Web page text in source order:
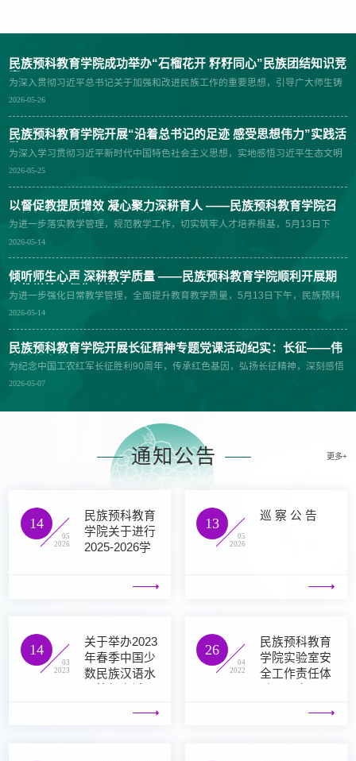
民族预科教育学院成功举办“石榴花开 籽籽同心”民族团结知识竞
赛
为深入贯彻习近平总书记关于加强和改进民族工作的重要思想，引导广大师生铸
牢中华民族共同体意识，创新我院民族团结育人模式，5月25日下午，民族预科
赛。决赛由杨佳主持，辅导员吕乐、马华颖，兼职辅导员王娜娜和张粤担任评
委。24名优秀同学经过层层角逐，进入决赛，在比赛中，他们组成六支队伍进行
比赛。竞赛伊始，主持人杨佳向大家详细介绍了比赛规则。必答题和选答题环
节，选手们沉着冷静，展现出扎实的民族团结知识储备。风险题环节将比赛推向
高潮，针对不同难度的题目，面临答错就要不同程度扣分的情况，各队迎难而
步创建工作内涵，切实将中华民族共同体意识融入教育教学全过程，引导师生们
像石榴籽一样紧紧抱在一起，自觉做铸牢中华民族共同体意识的引领者、推动
2026-05-26
民族预科教育学院开展“沿着总书记的足迹 感受思想伟力”实践活
动
为深入学习贯彻习近平新时代中国特色社会主义思想，实地感悟习近平生态文明
思想与产业发展实践成果，有形有感有效地教育引导广大师生铸牢中华民族共同
庄里，师生们通过参观发酵车间、地下酒窖、酒庄产品陈列间，近距离参观葡萄
酒现代化生产酿造流程。讲解员结合产品展示与产区文化，全面介绍贺兰山东麓
葡萄酒产业发展历程，重点讲解酒庄推进废弃矿区生态修复、荒山绿化，打造集
生态种植、酿造生产、文旅融合于一体的特色产业园区，实现生态效益、经济效
益与社会效益共赢的奋斗历程。师生们真切感悟“绿水青山就是金山银山”的深刻
内涵，见证生态修复、绿色转型、产业振兴的蓬勃生机。本次活动，将理论学习
与实地实践深度融合，让学院师生在边走边看、边听边学中真切见证地方依托特
色产业践行新发展理念的实践成果。同学们纷纷表示今后会牢记初心使命，勤学
推进强国建设、民族复兴伟业贡献青春力量
2026-05-25
以督促教提质增效 凝心聚力深耕育人 ——民族预科教育学院召
开校级督导员教学工作反馈会
为进一步落实教学管理，规范教学工作，切实筑牢人才培养根基，5月13日下
午，民族预科教育学院在田家炳601召开校级督导员教学工作反馈会。会议由学
提升课堂质量、优化育人体系的关键抓手，本次督导反馈包括学院日常教学全过
程，既是对学院本学期教学工作的全面检阅，更是推动学院教育教学提升的有效
途径，希望全体教师高度重视督导所反馈的问题，逐项对照落实，切实做到教学
质量提升。校级督导员潘春玲结合本学期督导工作开展情况，立足预科教学实
了学院全体教师严谨的治学态度、扎实的教学功底，以及在预科课程思政融入、
课堂氛围营造、教风学风建设等方面的亮眼成果，鼓励学院教师相互进行交流观
师生互动形式单一、教学课件创新与精细化程度有待提升等不足进行了梳理和剖
经验和体会，并对后续整改给出了意见和建议。院长马小玲对督导员的辛勤付出
给予了肯定，并提出三点明确要求：一是提高站位，高度重视督导整改。全体教
2026-05-14
倾听师生心声 深耕教学质量 ——民族预科教育学院顺利开展期
中教学检查师生座谈会
为进一步强化日常教学管理，全面提升教育教学质量，5月13日下午，民族预科
教育学院在田家炳601组织召开2025-2026学年春季学期期中教学检查师生座谈
工作人员及26个班级的学生代表参加了座谈会。座谈会上，学生代表们结合本班
实际情况踊跃发言，针对教师课堂管控、教学进度、作业布置和批改、教学方法
创新等方面，提出了具体的意见和建议。教学督导潘春玲老师针对学生提出的问
题，提出了中肯的建议：“要主动和任课教师交流沟通，及时解决学习中遇到的问
题”。马亚琳副院长针对学生们提出的疑问和反映的问题进行了耐心细致的解答，
学习效率。同时希望学生把握预科时光，踏实努力，全力以赴，不留遗憾。她要
求各教学部主任要高度重视本次座谈会收集的各类意见建议，精准对接学生需
求，要常态化开展教学研讨，进行问题分析，优化教学模式，提升课堂教学质
量。此次师生座谈会为老师和学生之间建立了有效的沟通桥梁，学院全面掌握本
学期教学工作实情，为后续精准优化教学安排、提升育人质量奠定了坚实基础。
各教学部将认真梳理、逐条落实学生提出的合理建议，切实将提升课堂教学水平
2026-05-14
民族预科教育学院开展长征精神专题党课活动纪实：长征——伟
大的革命壮举
为纪念中国工农红军长征胜利90周年，传承红色基因，弘扬长征精神，深刻感悟
伟大长征精神的时代内涵，厚植青年学子家国情怀与使命担当，5月6日下午，民
习近平总书记在纪念红军长征胜利80周年大会上的重要讲话为出发点，系统回顾
了红军长征波澜壮阔的历史全过程，清晰梳理红一、红二、红四方面军和红二十
五军长征时间线与关键征程，全面阐明红军长征出发的直接原因与深层根源。从
第五次反“围剿”失利，到党内“左”倾教条主义错误泛滥；从通道会议、黎平会议、
弈、红军三大主力胜利会师等关键史实，深刻点明四支红军长征横跨15个省、跋
涉六万五千余里的行程，是一次淬炼理想信念、检验真理道路的伟大远征。李喆
指出漫长革命斗争、复杂党内历程、艰苦环境磨砺共同铸就了不朽长征精神。长
征精神既是人民革命特殊历史环境孕育的革命精神形态，更是我们党宝贵永恒的
2026-05-07
通知公告 更多+
14
05
2026
民族预科教育
学院关于进行
2025-2026学
13
05
2026
巡 察 公 告
14
03
2023
关于举办2023
年春季中国少
数民族汉语水
26
04
2022
民族预科教育
学院实验室安
全工作责任体